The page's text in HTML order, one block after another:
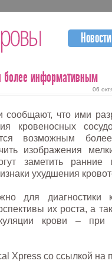
Новости
более информативным
06
сообщают, что ими
кровеносных
возможным
изображения
заметить ранние
ухудшения
для диагностики
их роста, а
крови –
Xpress со ссылкой на